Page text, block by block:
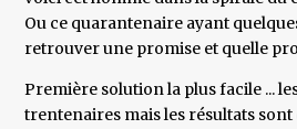
Ou ce quarantenaire ayant
retrouver une promise et quelle
Première solution la plus facile ...
trentenaires mais les résultats